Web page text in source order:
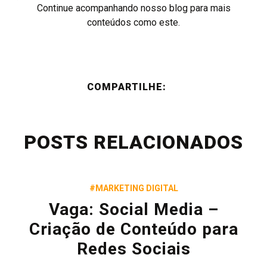
Continue acompanhando nosso blog para mais
conteúdos como este.
COMPARTILHE:
POSTS RELACIONADOS
#MARKETING DIGITAL
Vaga: Social Media –
Criação de Conteúdo para
Redes Sociais